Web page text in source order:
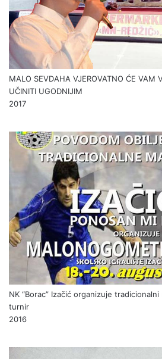
MALO SEVDAHA VJEROVATNO ĆE VAM
UČINITI UGODNIJIM
2017
NK “Borac” Izačić organizuje
turnir
2016